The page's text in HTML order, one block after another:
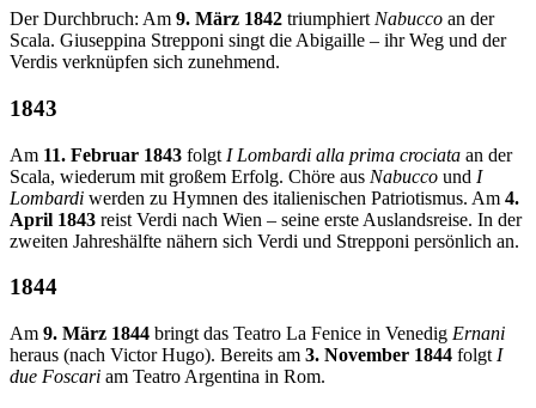
Der Durchbruch: Am 9. März 1842 triumphiert Nabucco an der
Scala. Giuseppina Strepponi singt die Abigaille – ihr Weg und der
Verdis verknüpfen sich zunehmend.
1843
Am 11. Februar 1843 folgt I Lombardi alla prima crociata an der
Scala, wiederum mit großem Erfolg. Chöre aus Nabucco und I
Lombardi werden zu Hymnen des italienischen Patriotismus. Am 4.
April 1843 reist Verdi nach Wien – seine erste Auslandsreise. In der
zweiten Jahreshälfte nähern sich Verdi und Strepponi persönlich an.
1844
Am 9. März 1844 bringt das Teatro La Fenice in Venedig Ernani
heraus (nach Victor Hugo). Bereits am 3. November 1844 folgt I
due Foscari am Teatro Argentina in Rom.